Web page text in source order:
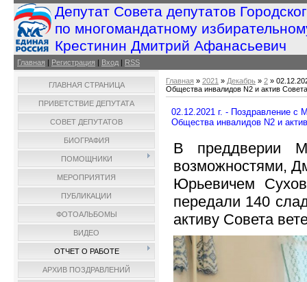
Депутат Совета депутатов
по многомандатному
Крестинин Дмитрий Афанасьевич
Главная | Регистрация | Вход | RSS
ГЛАВНАЯ СТРАНИЦА
ПРИВЕТСТВИЕ ДЕПУТАТА
СОВЕТ ДЕПУТАТОВ
БИОГРАФИЯ
ПОМОЩНИКИ
МЕРОПРИЯТИЯ
ПУБЛИКАЦИИ
ФОТОАЛЬБОМЫ
ВИДЕО
ОТЧЕТ О РАБОТЕ
АРХИВ ПОЗДРАВЛЕНИЙ
Главная » 2021 » Декабрь » 2 »
Общества инвалидов N2 и актив
02.12.2021 г. - Поздравление
Общества инвалидов N2 и
В преддверии
возможностями,
Юрьевичем
передали 140
активу Совета